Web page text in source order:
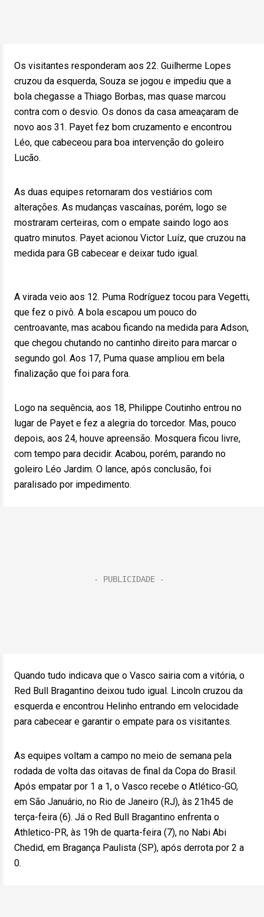
Os visitantes responderam aos 22. Guilherme Lopes
cruzou da esquerda, Souza se jogou e impediu que a
bola chegasse a Thiago Borbas, mas quase marcou
contra com o desvio. Os donos da casa ameaçaram de
novo aos 31. Payet fez bom cruzamento e encontrou
Léo, que cabeceou para boa intervenção do goleiro
Lucão.
As duas equipes retornaram dos vestiários com
alterações. As mudanças vascaínas, porém, logo se
mostraram certeiras, com o empate saindo logo aos
quatro minutos. Payet acionou Victor Luíz, que cruzou na
medida para GB cabecear e deixar tudo igual.
A virada veio aos 12. Puma Rodríguez tocou para Vegetti,
que fez o pivô. A bola escapou um pouco do
centroavante, mas acabou ficando na medida para Adson,
que chegou chutando no cantinho direito para marcar o
segundo gol. Aos 17, Puma quase ampliou em bela
finalização que foi para fora.
Logo na sequência, aos 18, Philippe Coutinho entrou no
lugar de Payet e fez a alegria do torcedor. Mas, pouco
depois, aos 24, houve apreensão. Mosquera ficou livre,
com tempo para decidir. Acabou, porém, parando no
goleiro Léo Jardim. O lance, após conclusão, foi
paralisado por impedimento.
Quando tudo indicava que o Vasco sairia com a vitória, o
Red Bull Bragantino deixou tudo igual. Lincoln cruzou da
esquerda e encontrou Helinho entrando em velocidade
para cabecear e garantir o empate para os visitantes.
As equipes voltam a campo no meio de semana pela
rodada de volta das oitavas de final da Copa do Brasil.
Após empatar por 1 a 1, o Vasco recebe o Atlético-GO,
em São Januário, no Rio de Janeiro (RJ), às 21h45 de
terça-feira (6). Já o Red Bull Bragantino enfrenta o
Athletico-PR, às 19h de quarta-feira (7), no Nabi Abi
Chedid, em Bragança Paulista (SP), após derrota por 2 a
0.